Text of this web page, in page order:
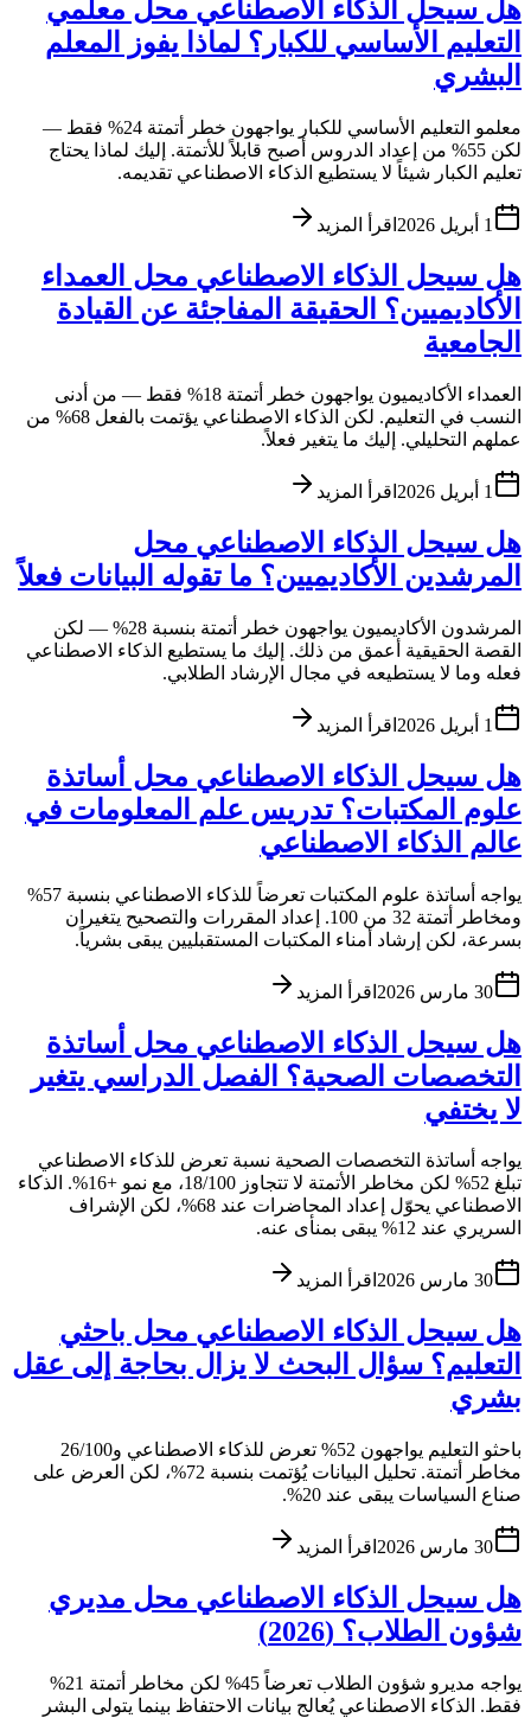
هل سيحل الذكاء الاصطناعي محل معلمي
التعليم الأساسي للكبار؟ لماذا يفوز المعلم
البشري
معلمو التعليم الأساسي للكبار يواجهون خطر أتمتة 24% فقط —
لكن 55% من إعداد الدروس أصبح قابلاً للأتمتة. إليك لماذا يحتاج
تعليم الكبار شيئاً لا يستطيع الذكاء الاصطناعي تقديمه.
1 أبريل 2026 اقرأ المزيد
هل سيحل الذكاء الاصطناعي محل العمداء
الأكاديميين؟ الحقيقة المفاجئة عن القيادة
الجامعية
العمداء الأكاديميون يواجهون خطر أتمتة 18% فقط — من أدنى
النسب في التعليم. لكن الذكاء الاصطناعي يؤتمت بالفعل 68% من
عملهم التحليلي. إليك ما يتغير فعلاً.
1 أبريل 2026 اقرأ المزيد
هل سيحل الذكاء الاصطناعي محل
المرشدين الأكاديميين؟ ما تقوله البيانات فعلاً
المرشدون الأكاديميون يواجهون خطر أتمتة بنسبة 28% — لكن
القصة الحقيقية أعمق من ذلك. إليك ما يستطيع الذكاء الاصطناعي
فعله وما لا يستطيعه في مجال الإرشاد الطلابي.
1 أبريل 2026 اقرأ المزيد
هل سيحل الذكاء الاصطناعي محل أساتذة
علوم المكتبات؟ تدريس علم المعلومات في
عالم الذكاء الاصطناعي
يواجه أساتذة علوم المكتبات تعرضاً للذكاء الاصطناعي بنسبة 57%
ومخاطر أتمتة 32 من 100. إعداد المقررات والتصحيح يتغيران
بسرعة، لكن إرشاد أمناء المكتبات المستقبليين يبقى بشرياً.
30 مارس 2026 اقرأ المزيد
هل سيحل الذكاء الاصطناعي محل أساتذة
التخصصات الصحية؟ الفصل الدراسي يتغير
لا يختفي
يواجه أساتذة التخصصات الصحية نسبة تعرض للذكاء الاصطناعي
تبلغ 52% لكن مخاطر الأتمتة لا تتجاوز 18/100، مع نمو +16%. الذكاء
الاصطناعي يحوّل إعداد المحاضرات عند 68%، لكن الإشراف
السريري عند 12% يبقى بمنأى عنه.
30 مارس 2026 اقرأ المزيد
هل سيحل الذكاء الاصطناعي محل باحثي
التعليم؟ سؤال البحث لا يزال بحاجة إلى عقل
بشري
باحثو التعليم يواجهون 52% تعرض للذكاء الاصطناعي و26/100
مخاطر أتمتة. تحليل البيانات يُؤتمت بنسبة 72%، لكن العرض على
صناع السياسات يبقى عند 20%.
30 مارس 2026 اقرأ المزيد
هل سيحل الذكاء الاصطناعي محل مديري
شؤون الطلاب؟ (2026)
يواجه مديرو شؤون الطلاب تعرضاً 45% لكن مخاطر أتمتة 21%
فقط. الذكاء الاصطناعي يُعالج بيانات الاحتفاظ بينما يتولى البشر